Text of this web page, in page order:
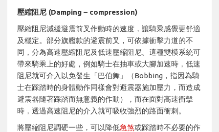
壓縮阻尼 (Damping – compression)
壓縮阻尼減緩避震前叉作動時的速度，讓騎乘感覺更舒適
及穩定。部分旗艦款的避震前叉，可依據衝擊力道的不
同，分為高速壓縮阻尼及低速壓縮阻尼。這種雙模系統可
帶來騎乘上的好處，例如騎士在抽車或大腳加速時，低速
阻尼就可介入以免發生「巴伯舞」（Bobbing，指因為騎
士在踩踏時的身體動作同樣會對避震器施加壓力，而造成
避震器隨著踩踏而無意義的作動），而在面對高速衝擊
時，透過高速阻尼的介入就可吸收強烈的路面衝刺。
將壓縮阻尼調硬一些，可以降低急煞或踩踏時不必要的作